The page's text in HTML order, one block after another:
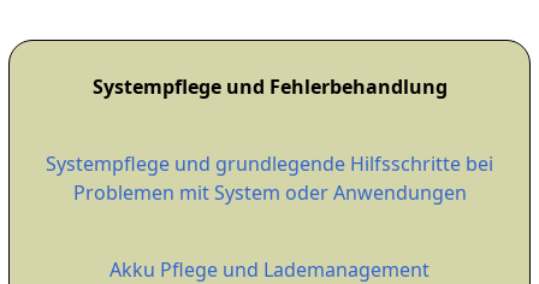
Systempflege und Fehlerbehandlung
Systempflege und grundlegende Hilfsschritte bei
Problemen mit System oder Anwendungen
Akku Pflege und Lademanagement